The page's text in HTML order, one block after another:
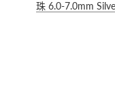
珠 6.0-7.0mm